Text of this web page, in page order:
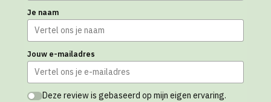
Je naam
Jouw e-mailadres
Deze review is gebaseerd op mijn eigen ervaring.